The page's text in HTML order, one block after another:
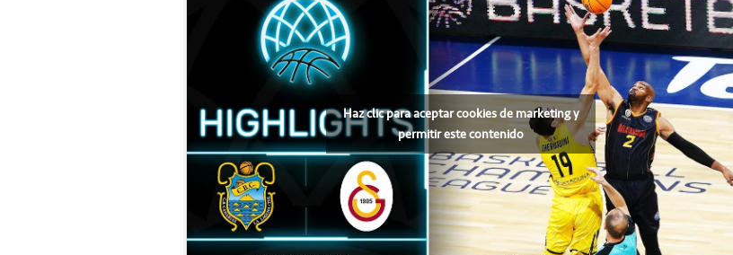
Haz clic para aceptar cookies de marketing y
permitir este contenido